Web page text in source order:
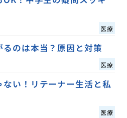
医療
のは本当？原因と対策
医療
い！リテーナー生活と私
医療